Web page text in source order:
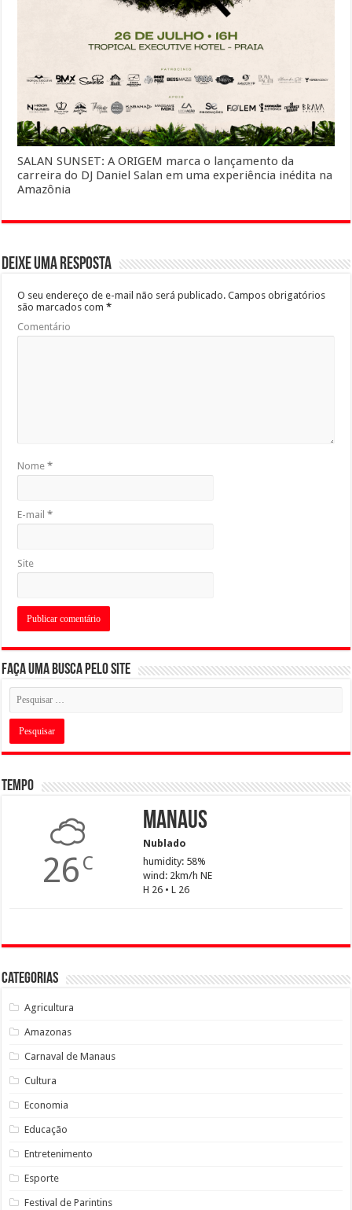
SALAN SUNSET: A ORIGEM marca o lançamento da
carreira do DJ Daniel Salan em uma experiência inédita na
Amazônia
Deixe uma resposta
O seu endereço de e-mail não será publicado. Campos obrigatórios
são marcados com*
Comentário
Nome*
E-mail*
Site
Faça uma busca pelo Site
Tempo
26 C
Manaus
Nublado
humidity: 58%
wind: 2km/h NE
H 26 • L 26
Categorias
Agricultura
Amazonas
Carnaval de Manaus
Cultura
Economia
Educação
Entretenimento
Esporte
Festival de Parintins